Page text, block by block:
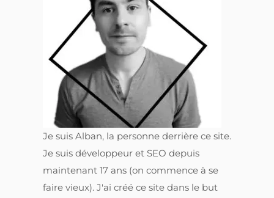
Je suis Alban, la personne derrière ce site.
Je suis développeur et SEO depuis
maintenant 17 ans (on commence à se
faire vieux). J'ai créé ce site dans le but